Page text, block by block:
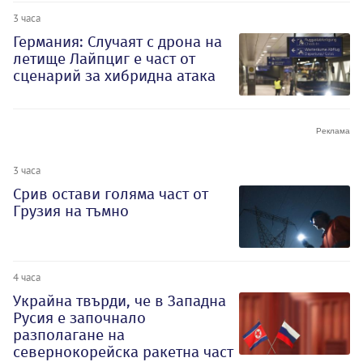
3 часа
Германия: Случаят с дрона на
летище Лайпциг е част от
сценарий за хибридна атака
3 часа
Срив остави голяма част от
Грузия на тъмно
4 часа
Украйна твърди, че в Западна
Русия е започнало
разполагане на
севернокорейска ракетна част